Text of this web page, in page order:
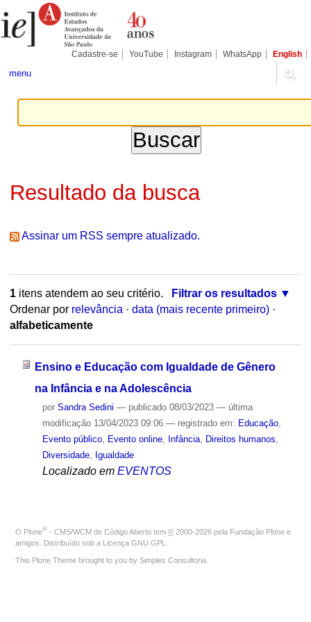
para
conteúdo.
Pessoais
Cadastre-se YouTube Instagram WhatsApp English
menu
Resultado da busca
Assinar um RSS sempre atualizado.
1itens atendem ao seu critério.
Filtrar os resultados
Ordenar por relevância · data (mais recente primeiro) ·
alfabeticamente
Ensino e Educação com Igualdade de Gênero
na Infância e na Adolescência
por Sandra Sedini — publicado08/03/2023 — última
modificação13/04/2023 09:06 — registrado em: Educação,
Evento público, Evento online, Infância, Direitos humanos
Diversidade, Igualdade
Localizado em EVENTOS
O Plone® - CMS/WCM de Código Aberto tem © 2000-2026 pela Fundação Plone e
amigos. Distribuído sob a Licença GNU GPL
This Plone Theme brought to you by Simples Consultoria